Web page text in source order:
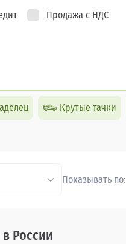
Продажа с НДС
Крутые тачки
Показывать по:
России